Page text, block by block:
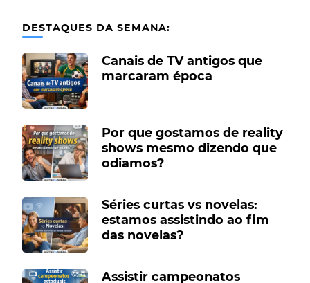
DESTAQUES DA SEMANA:
Canais de TV antigos que
marcaram época
Por que gostamos de reality
shows mesmo dizendo que
odiamos?
Séries curtas vs novelas:
estamos assistindo ao fim
das novelas?
Assistir campeonatos